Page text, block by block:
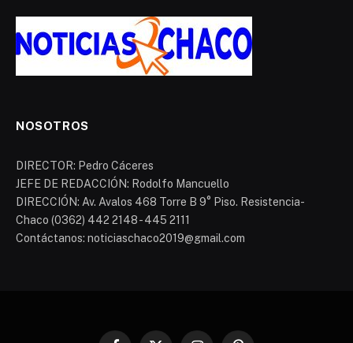
NOSOTROS
DIRECTOR: Pedro Cáceres
JEFE DE REDACCIÓN: Rodolfo Mancuello
DIRECCIÓN: Av. Avalos 468 Torre B 9° Piso. Resistencia-
Chaco (0362) 442 2148 - 445 2111
Contáctanos: noticiaschaco2019@gmail.com